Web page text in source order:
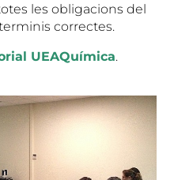
les obligacions del
correctes.
UEAQuímica.